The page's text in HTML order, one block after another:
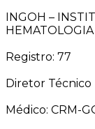
INGOH –
Registro: 77
Diretor Técnico
Médico: CRM-